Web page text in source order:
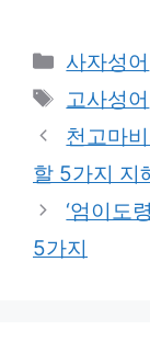
사자성어
Tags
고사성어
천고마
할 5가지 지
‘엄이도
5가지